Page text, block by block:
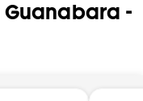
Guanabara -